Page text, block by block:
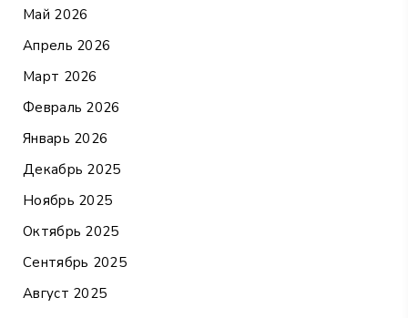
Май 2026
Апрель 2026
Март 2026
Февраль 2026
Январь 2026
Декабрь 2025
Ноябрь 2025
Октябрь 2025
Сентябрь 2025
Август 2025